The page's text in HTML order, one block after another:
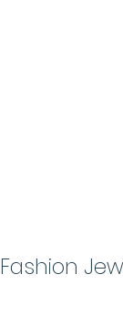
​Fashion